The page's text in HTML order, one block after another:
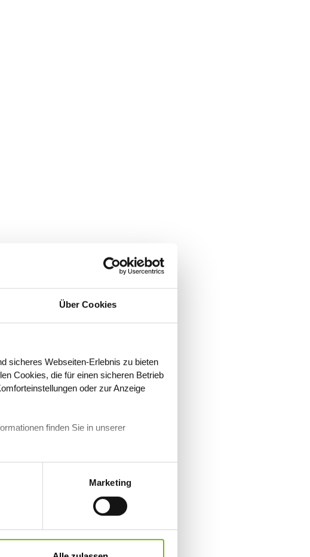
Über Cookies
sicheres Webseiten-Erlebnis zu bieten
Cookies, die für einen sicheren Betrieb
oder zur Anzeige
finden Sie in unserer
Marketing